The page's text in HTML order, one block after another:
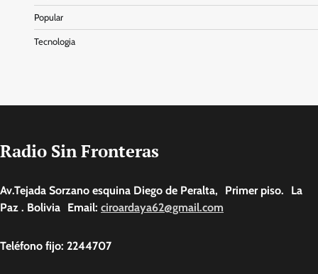
Popular
Tecnologia
Radio Sin Fronteras
Av.Tejada Sorzano esquina Diego de Peralta, Primer piso. La
Paz . Bolivia Email: ciroardaya62@gmail.com
Teléfono fijo: 2244707